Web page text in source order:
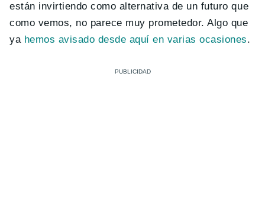
están invirtiendo como alternativa de un futuro que
como vemos, no parece muy prometedor. Algo que
ya hemos avisado desde aquí en varias ocasiones.